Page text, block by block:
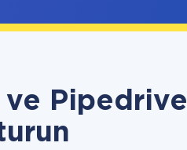
ve Pipedrive